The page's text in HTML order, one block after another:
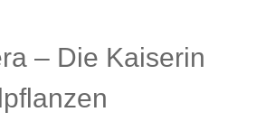
– Die Kaiserin